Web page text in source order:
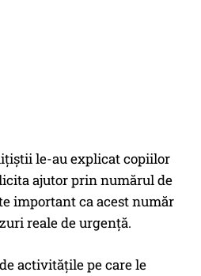
le-au explicat copiilor
ajutor prin numărul de
important ca acest număr
reale de urgență.
activitățile pe care le